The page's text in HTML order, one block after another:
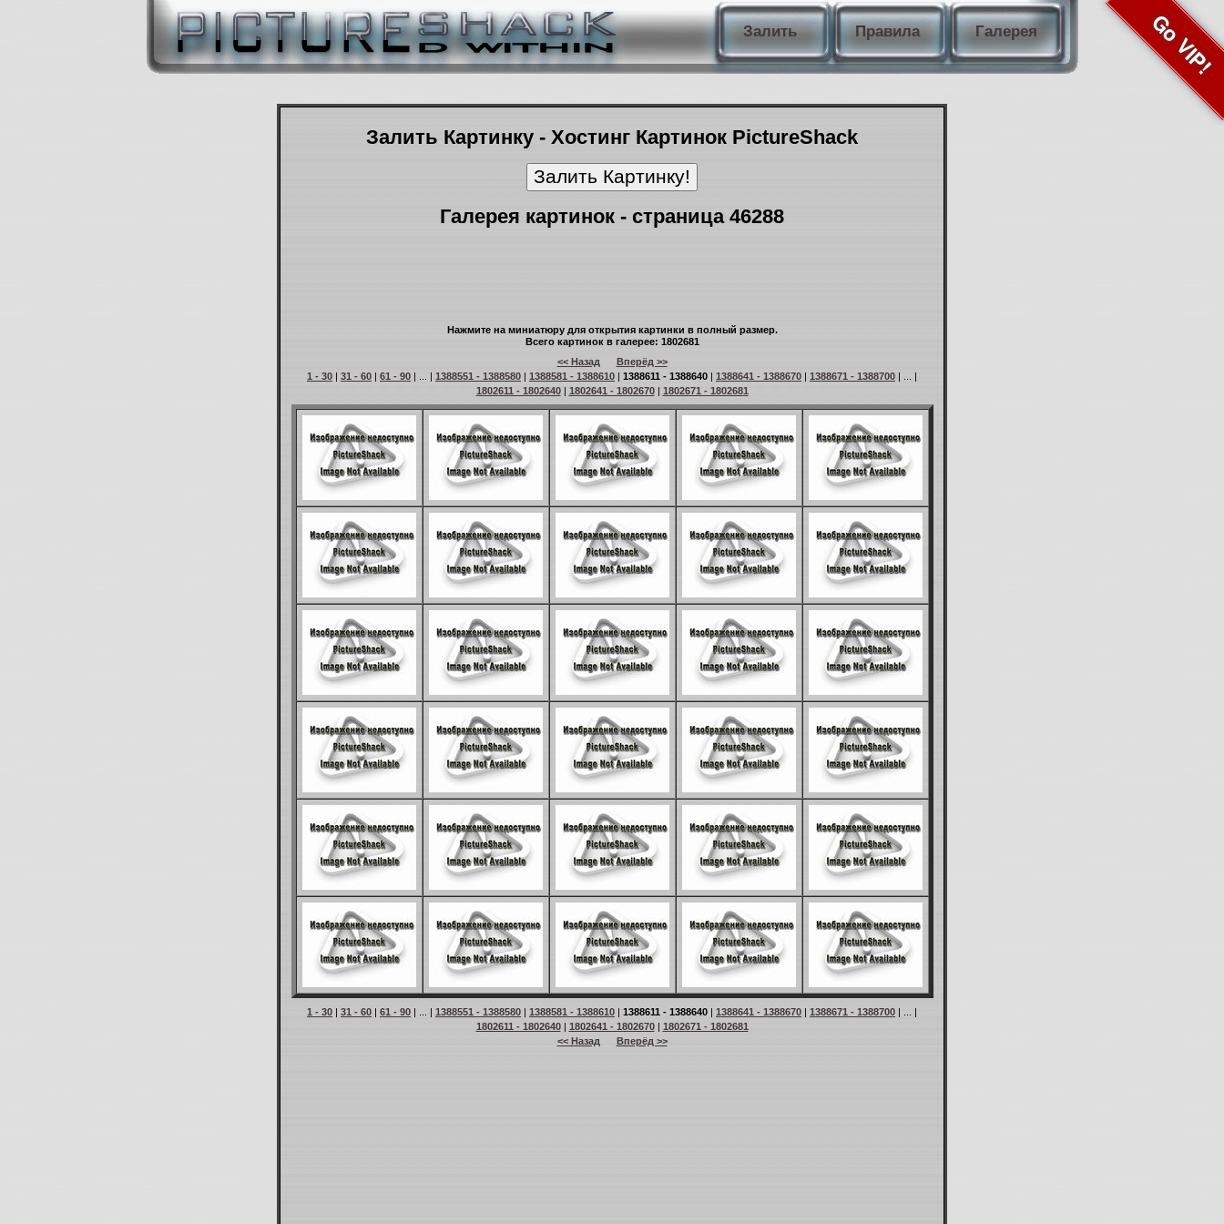
Залить Правила Галерея Go VIP!
Залить Картинку - Хостинг Картинок PictureShack
Галерея картинок - страница 46288
Нажмите на миниатюру для открытия картинки в полный размер.
Всего картинок в галерее: 1802681
<< Назад
Вперёд >>
1 - 30 | 31 - 60 | 61 - 90 | ... | 1388551 - 1388580 | 1388581 - 1388610 | 1388611 - 1388640 | 1388641 - 1388670 | 1388671 - 1388700 | ... |
1802611 - 1802640| 1802641 - 1802670| 1802671 - 1802681
1 - 30 | 31 - 60 | 61 - 90 | ... | 1388551 - 1388580 | 1388581 - 1388610 | 1388611 - 1388640 | 1388641 - 1388670 | 1388671 - 1388700 | ... |
1802611 - 1802640| 1802641 - 1802670| 1802671 - 1802681
<< Назад
Вперёд >>